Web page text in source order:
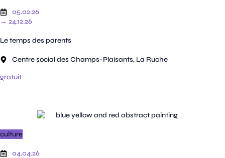
05.02.26
→ 24.12.26
Le temps des parents
Centre social des Champs-Plaisants, La Ruche
gratuit
culture
04.04.26